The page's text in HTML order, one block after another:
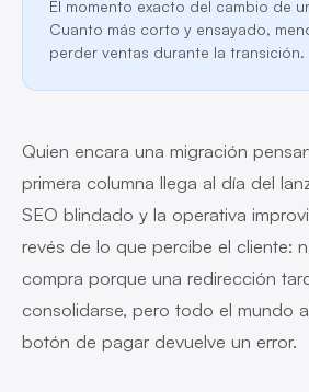
El momento exacto del cambio de
Cuanto más corto y ensayado,
perder ventas durante la transición.
Quien encara una migración
primera columna llega al día del
SEO blindado y la operativa
revés de lo que percibe el cliente:
compra porque una redirección
consolidarse, pero todo el mundo
botón de pagar devuelve un error.